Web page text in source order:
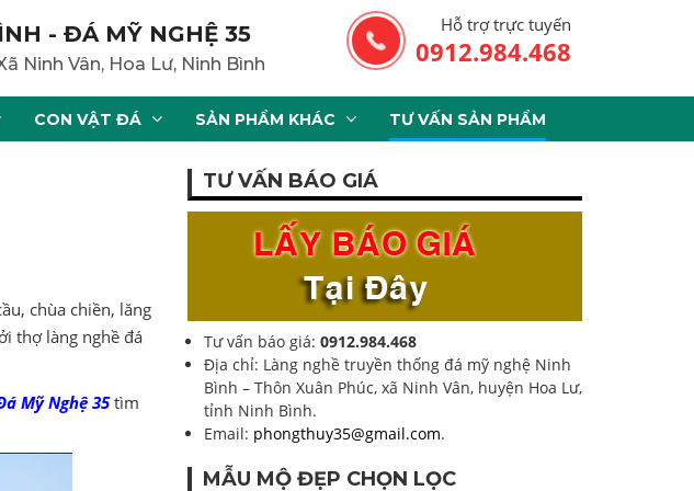
- ĐÁ MỸ NGHỆ 35
Ninh Vân, Hoa Lư, Ninh Bình
Hỗ trợ trực tuyến
0912.984.468
CON VẬT ĐÁ SẢN PHẨM KHÁC TƯ VẤN SẢN PHẨM
chùa chiền, lăng
thợ làng nghề đá
Mỹ Nghệ 35tìm
TƯ VẤN BÁO GIÁ
Tư vấn báo giá: 0912.984.468
Địa chỉ: Làng nghề truyền thống đá mỹ nghệ Ninh
Bình – Thôn Xuân Phúc, xã Ninh Vân, huyện Hoa Lư,
tỉnh Ninh Bình.
Email: phongthuy35@gmail.com.
MẪU MỘ ĐẸP CHỌN LỌC